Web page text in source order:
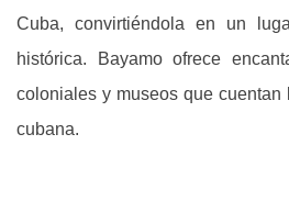
Cuba, convirtiéndola en un
histórica. Bayamo ofrece
coloniales y museos que cuentan
cubana.